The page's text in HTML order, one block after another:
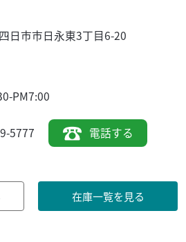
四日市市日永東3丁目6-20
PM7:00
5777 電話する
在庫一覧を見る